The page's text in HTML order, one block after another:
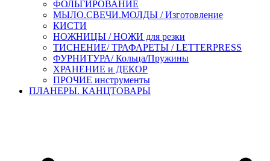
ФОЛЬГИРОВАНИЕ
МЫЛО.СВЕЧИ.МОЛДЫ / Изготовление
КИСТИ
НОЖНИЦЫ / НОЖИ для резки
ТИСНЕНИЕ/ ТРАФАРЕТЫ / LETTERPRESS
ФУРНИТУРА/ Кольца/Пружины
ХРАНЕНИЕ и ДЕКОР
ПРОЧИЕ инструменты
ПЛАНЕРЫ. КАНЦТОВАРЫ